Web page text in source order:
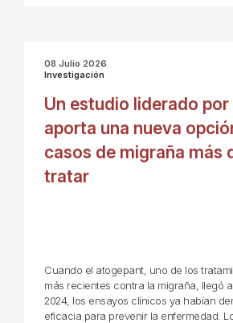
08 Julio 2026
Investigación
Un estudio liderado
aporta una nueva
casos de migraña más
tratar
Cuando el atogepant, uno de los
más recientes contra la migraña, llegó
2024, los ensayos clínicos ya habían
eficacia para prevenir la enfermedad.